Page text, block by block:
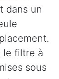
dans un
le filtre à
sous